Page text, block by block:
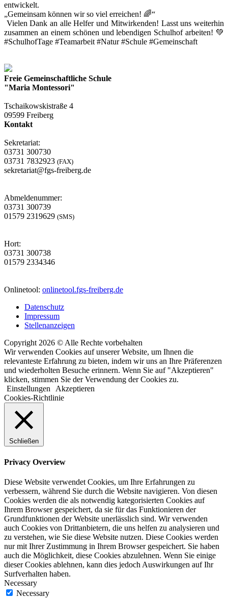
entwickelt.
„Gemeinsam können wir so viel erreichen! 🌈“
Vielen Dank an alle Helfer und Mitwirkenden! Lasst uns weiterhin
zusammen an einem schönen und lebendigen Schulhof arbeiten! 💚
#SchulhofTage #Teamarbeit #Natur #Schule #Gemeinschaft
Freie Gemeinschaftliche Schule
"Maria Montessori"
Tschaikowskistraße 4
09599 Freiberg
Kontakt
Sekretariat:
03731 300730
03731 7832923 (FAX)
sekretariat@fgs-freiberg.de
Abmeldenummer:
03731 300739
01579 2319629 (SMS)
Hort:
03731 300738
01579 2334346
Onlinetool: onlinetool.fgs-freiberg.de
Datenschutz
Impressum
Stellenanzeigen
Copyright 2026 © Alle Rechte vorbehalten
Wir verwenden Cookies auf unserer Website, um Ihnen die
relevanteste Erfahrung zu bieten, indem wir uns an Ihre Präferenzen
und wiederholten Besuche erinnern. Wenn Sie auf "Akzeptieren"
klicken, stimmen Sie der Verwendung der Cookies zu.
Einstellungen Akzeptieren
Cookies-Richtlinie
Schließen
Privacy Overview
Diese Website verwendet Cookies, um Ihre Erfahrungen zu
verbessern, während Sie durch die Website navigieren. Von diesen
Cookies werden die als notwendig kategorisierten Cookies auf
Ihrem Browser gespeichert, da sie für das Funktionieren der
Grundfunktionen der Website unerlässlich sind. Wir verwenden
auch Cookies von Drittanbietern, die uns helfen zu analysieren und
zu verstehen, wie Sie diese Website nutzen. Diese Cookies werden
nur mit Ihrer Zustimmung in Ihrem Browser gespeichert. Sie haben
auch die Möglichkeit, diese Cookies abzulehnen. Wenn Sie einige
dieser Cookies ablehnen, kann dies jedoch Auswirkungen auf Ihr
Surfverhalten haben.
Necessary
Necessary